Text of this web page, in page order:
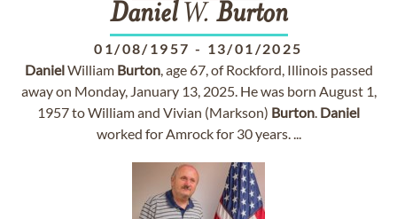
DanielW. Burton
01/08/1957 - 13/01/2025
DanielWilliam Burton, age 67, of Rockford, Illinois passed
away on Monday, January 13, 2025. He was born August 1,
1957 to William and Vivian (Markson) Burton. Daniel
worked for Amrock for 30 years. ...